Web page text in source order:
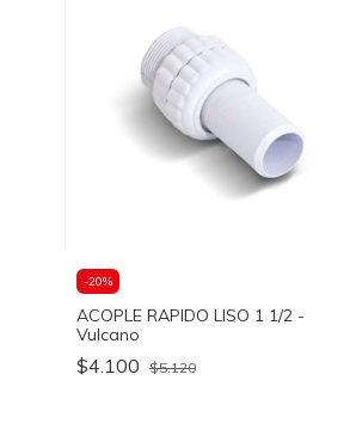
-20%
ACOPLE RAPIDO LISO 1 1/2 -
Vulcano
$4.100 $5.120